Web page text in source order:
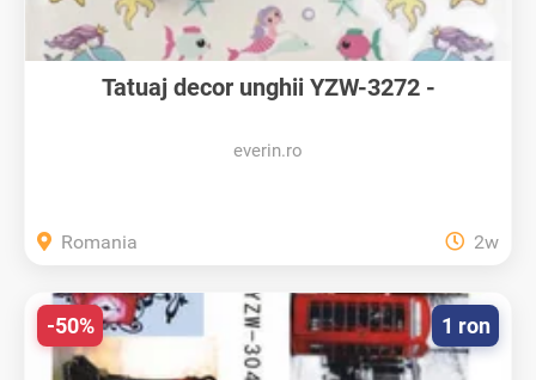
Tatuaj decor unghii YZW-3272 -
everin.ro
Romania 2w
1 ron
-50%